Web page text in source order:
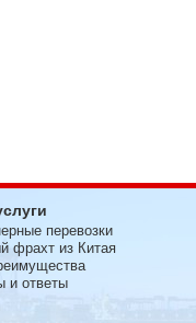
перевозки
фрахт из Китая
и ответы